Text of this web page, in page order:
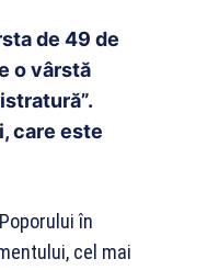
de 49 de
o vârstă
care este
în
cel mai